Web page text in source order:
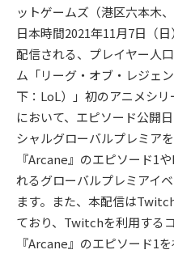
ットゲームズ（港区六本木
日本時間2021年11月7日（
配信される、プレイヤー人
ム「リーグ・オブ・レジェ
下：LoL）」初のアニメシリ
において、エピソード公開
シャルグローバルプレミア
『Arcane』のエピソード1
れるグローバルプレミアイ
ます。また、本配信は
ており、Twitchを利用する
『Arcane』のエピソード1